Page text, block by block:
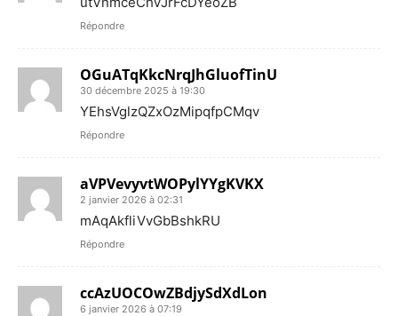
Répondre
OGuATqKkcNrqJhGluofTinU
30 décembre 2025 à 19:30
YEhsVglzQZxOzMipqfpCMqv
Répondre
aVPVevyvtWOPylYYgKVKX
2 janvier 2026 à 02:31
mAqAkfliVvGbBshkRU
Répondre
ccAzUOCOwZBdjySdXdLon
6 janvier 2026 à 07:19